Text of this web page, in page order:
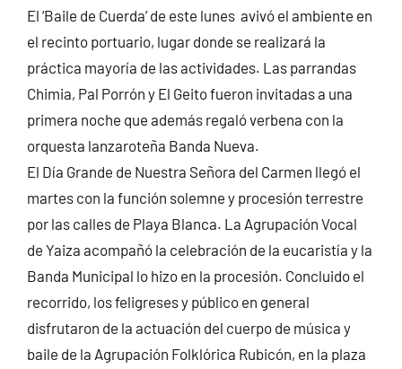
El ‘Baile de Cuerda’ de este lunes avivó el ambiente en
el recinto portuario, lugar donde se realizará la
práctica mayoría de las actividades. Las parrandas
Chimia, Pal Porrón y El Geito fueron invitadas a una
primera noche que además regaló verbena con la
orquesta lanzaroteña Banda Nueva.
El Día Grande de Nuestra Señora del Carmen llegó el
martes con la función solemne y procesión terrestre
por las calles de Playa Blanca. La Agrupación Vocal
de Yaiza acompañó la celebración de la eucaristía y la
Banda Municipal lo hizo en la procesión. Concluido el
recorrido, los feligreses y público en general
disfrutaron de la actuación del cuerpo de música y
baile de la Agrupación Folklórica Rubicón, en la plaza